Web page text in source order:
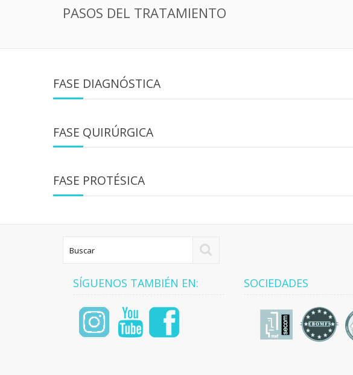
PASOS DEL TRATAMIENTO
FASE DIAGNÓSTICA
FASE QUIRÚRGICA
FASE PROTÉSICA
SÍGUENOS TAMBIÉN EN: SOCIEDADES